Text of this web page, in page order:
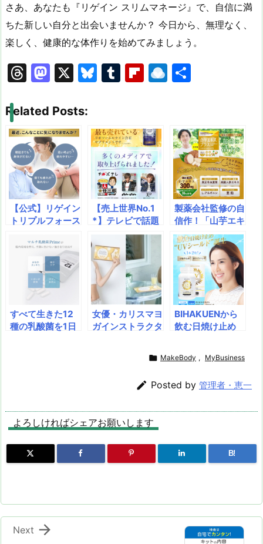
さあ、あなたも『リゲイン スリムマネージ』で、自信に満
ちた新しい自分と出会いませんか？ 今日から、無理なく、
楽しく、健康的な体作りを始めてみましょう。
T
e
a
d
s
M
st
o
d
o
n
X
Bl
s
k
y
T
bl
r
Fl
o
ar
d
R
dr
o
p.
io
Related Posts:
【公式】リゲイン
トリプルフォース
肪・糖化にトリプ
ルアプローチ！リ
バオール、ビオタ
ミン配合で疲労回
復＆脂肪燃焼を強
をアクティブにす
る指定医薬部外
【売上世界No.1
*】テレビで話題
の次世代型ルテイ
ンサプリ！ 『LIP
OSOME LUTEIN
+ WELLMOTT
O』で、高濃度・
高吸収・持続型ケ
アを実現！ 視界
の健康と美容をサ
ポートする9種の
製薬会社監修の自
信作！「山芋エキ
スプラス」で、中
高年男性の「もっ
と！」を応援。亜
鉛・アルギニン・
高麗人参が漲る活
力を呼び覚ます。
夜の悩み、日中の
だるさに終止符
を。信頼の野中烏
みなぎる毎日への
すべて生きた12
種の乳酸菌を1日
腸とのマッチング
力UP！SNS無料
実施
女優・カリスマヨ
ガインストラクタ
トケア食品『Ch
（チャクラパウダ
始から話題の新し
いダイエットサポ
BIHAKUENから
飲む日焼け止め
を行く飲む日焼け
と美白を同時に実
 MakeBody , MyBusiness
 Posted by 管理者・恵一
よろしければシェアお願いします
B!

Next